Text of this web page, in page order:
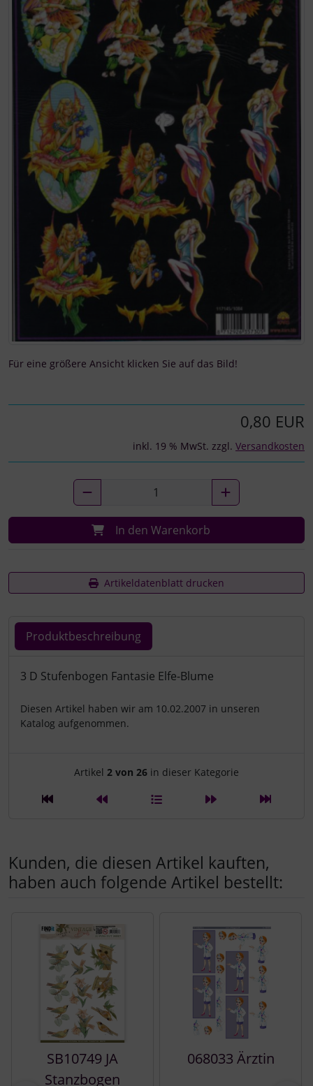
Für eine größere Ansicht klicken Sie auf das Bild!
0,80 EUR
inkl. 19 % MwSt. zzgl. Versandkosten
In den Warenkorb
Artikeldatenblatt drucken
Produktbeschreibung
Produktbeschreibung
3 D Stufenbogen Fantasie Elfe-Blume
Diesen Artikel haben wir am 10.02.2007 in unseren
Katalog aufgenommen.
Artikelnavigation innerhalb
Artikel 2 von 26 in dieser Kategorie
Kunden, die diesen Artikel kauften,
haben auch folgende Artikel bestellt:
SB10749 JA
Stanzbogen
068033 Ärztin